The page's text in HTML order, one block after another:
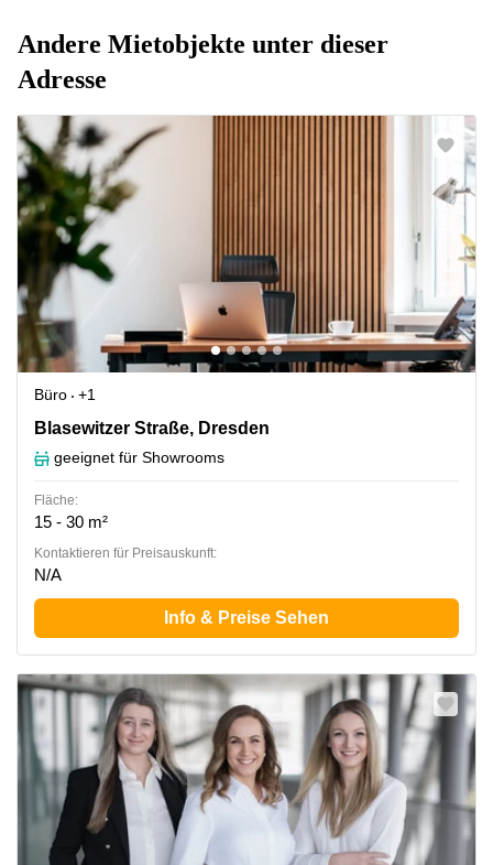
Andere Mietobjekte unter dieser
Adresse
Büro
+1
Blasewitzer Straße 41, Dresden
Blasewitzer Straße, Dresden
geeignet für Showrooms
Fläche:
15 - 30 m²
Kontaktieren für Preisauskunft:
N/A
Info & Preise Sehen